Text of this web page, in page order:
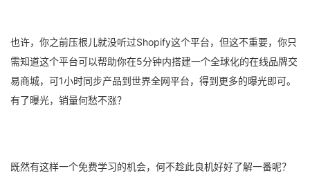
也许，你之前压根儿就没听过Shopify这个平台，但这不重要，你只
需知道这个平台可以帮助你在5分钟内搭建一个全球化的在线品牌交
易商城，可1小时同步产品到世界全网平台，得到更多的曝光即可。
有了曝光，销量何愁不涨？
既然有这样一个免费学习的机会，何不趁此良机好好了解一番呢？